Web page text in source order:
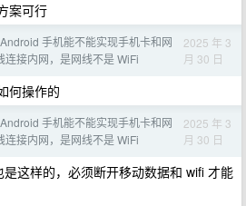
案可行
Android 手机能不能实现手机卡和网
接内网，是网线不是 WiFi
2025 年 3
月 30 日
何操作的
Android 手机能不能实现手机卡和网
接内网，是网线不是 WiFi
2025 年 3
月 30 日
是这样的，必须断开移动数据和 wifi 才能